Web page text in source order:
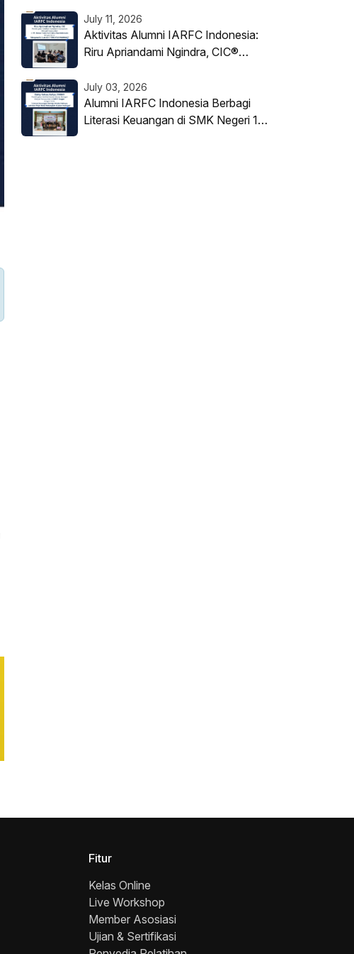
July 11, 2026
Aktivitas Alumni IARFC Indonesia:
Riru Apriandami Ngindra, CIC®
Warrant di PT Korea Investment
Sekuritas Indonesia
July 03, 2026
Alumni IARFC Indonesia Berbagi
Literasi Keuangan di SMK Negeri 1
Fitur
Kelas Online
Live Workshop
Member Asosiasi
Ujian & Sertifikasi